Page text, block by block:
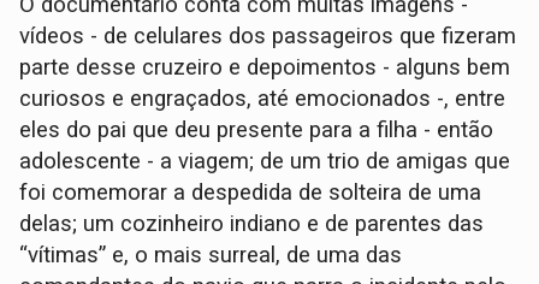
vídeos - de celulares dos passageiros que fizeram
parte desse cruzeiro e depoimentos - alguns bem
curiosos e engraçados, até emocionados -, entre
eles do pai que deu presente para a filha - então
adolescente - a viagem; de um trio de amigas que
foi comemorar a despedida de solteira de uma
delas; um cozinheiro indiano e de parentes das
“vítimas” e, o mais surreal, de uma das